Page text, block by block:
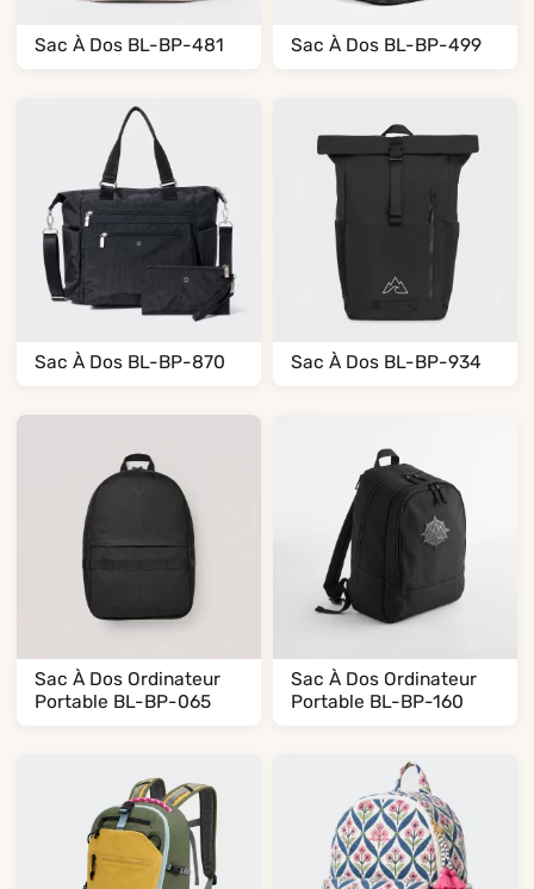
Sac À Dos BL-BP-481 Sac À Dos BL-BP-499
Sac À Dos BL-BP-870 Sac À Dos BL-BP-934
Sac À Dos Ordinateur
Portable BL-BP-065
Sac À Dos Ordinateur
Portable BL-BP-160